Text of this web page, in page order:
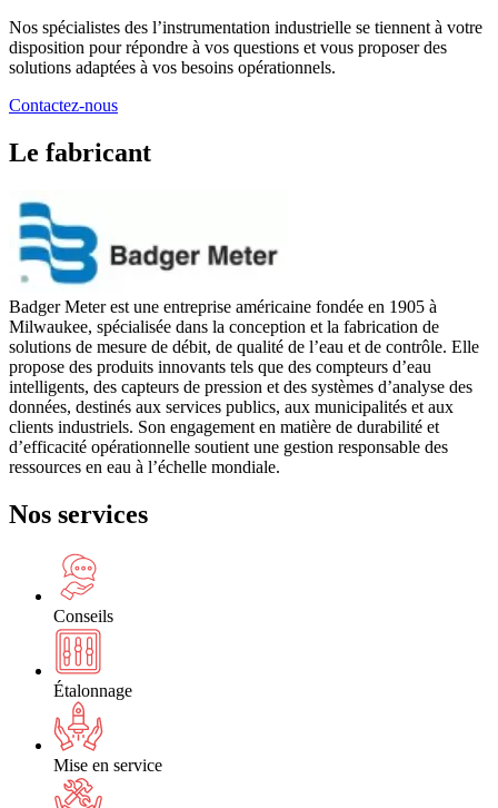
Nos spécialistes des l’instrumentation industrielle se tiennent à votre
disposition pour répondre à vos questions et vous proposer des
solutions adaptées à vos besoins opérationnels.
Contactez-nous
Le fabricant
Badger Meter est une entreprise américaine fondée en 1905 à
Milwaukee, spécialisée dans la conception et la fabrication de
solutions de mesure de débit, de qualité de l’eau et de contrôle. Elle
propose des produits innovants tels que des compteurs d’eau
intelligents, des capteurs de pression et des systèmes d’analyse des
données, destinés aux services publics, aux municipalités et aux
clients industriels. Son engagement en matière de durabilité et
d’efficacité opérationnelle soutient une gestion responsable des
ressources en eau à l’échelle mondiale.
Nos services
Conseils
Étalonnage
Mise en service